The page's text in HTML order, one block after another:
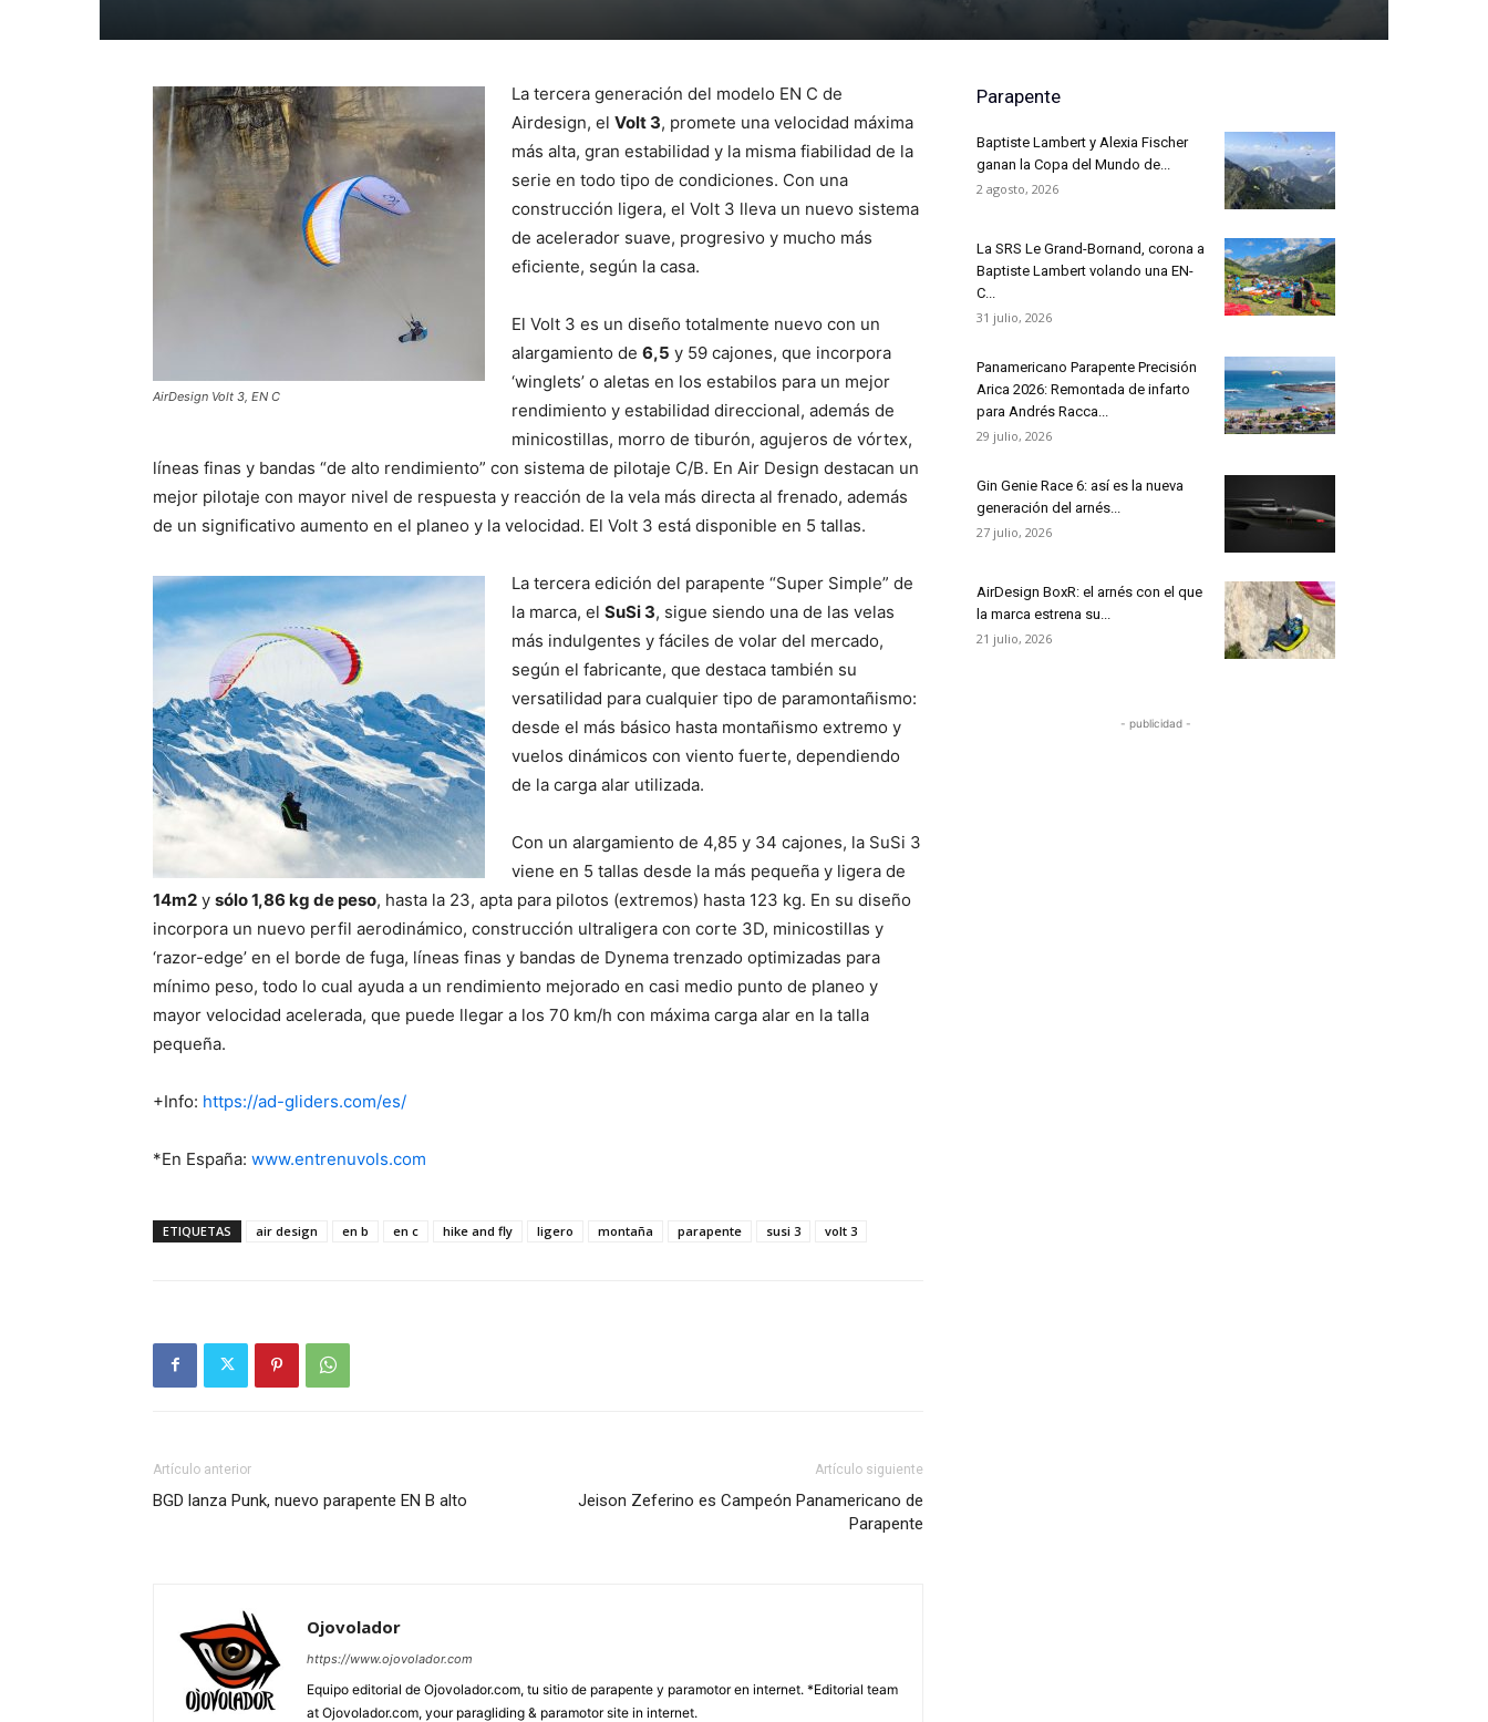
AirDesign Volt 3, EN C
La tercera generación del modelo EN C de
Airdesign, el Volt 3, promete una velocidad máxima
más alta, gran estabilidad y la misma fiabilidad de la
serie en todo tipo de condiciones. Con una
construcción ligera, el Volt 3 lleva un nuevo sistema
de acelerador suave, progresivo y mucho más
eficiente, según la casa.
El Volt 3 es un diseño totalmente nuevo con un
alargamiento de 6,5 y 59 cajones, que incorpora
‘winglets’ o aletas en los estabilos para un mejor
rendimiento y estabilidad direccional, además de
minicostillas, morro de tiburón, agujeros de vórtex,
líneas finas y bandas “de alto rendimiento” con sistema de pilotaje C/B. En Air Design destacan un
mejor pilotaje con mayor nivel de respuesta y reacción de la vela más directa al frenado, además
de un significativo aumento en el planeo y la velocidad. El Volt 3 está disponible en 5 tallas.
La tercera edición del parapente “Super Simple” de
la marca, el SuSi 3, sigue siendo una de las velas
más indulgentes y fáciles de volar del mercado,
según el fabricante, que destaca también su
versatilidad para cualquier tipo de paramontañismo:
desde el más básico hasta montañismo extremo y
vuelos dinámicos con viento fuerte, dependiendo
de la carga alar utilizada.
Con un alargamiento de 4,85 y 34 cajones, la SuSi 3
viene en 5 tallas desde la más pequeña y ligera de
14m2 y sólo 1,86 kg de peso, hasta la 23, apta para pilotos (extremos) hasta 123 kg. En su diseño
incorpora un nuevo perfil aerodinámico, construcción ultraligera con corte 3D, minicostillas y
‘razor-edge’ en el borde de fuga, líneas finas y bandas de Dynema trenzado optimizadas para
mínimo peso, todo lo cual ayuda a un rendimiento mejorado en casi medio punto de planeo y
mayor velocidad acelerada, que puede llegar a los 70 km/h con máxima carga alar en la talla
pequeña.
+Info: https://ad-gliders.com/es/
*En España: www.entrenuvols.com
ETIQUETAS air design en b en c hike and fly ligero montaña parapente susi 3 volt 3
Artículo anterior
BGD lanza Punk, nuevo parapente EN B alto
Artículo siguiente
Jeison Zeferino es Campeón Panamericano de
Parapente
Ojovolador
https://www.ojovolador.com
Equipo editorial de Ojovolador.com, tu sitio de parapente y paramotor en internet. *Editorial team
at Ojovolador.com, your paragliding & paramotor site in internet.
Parapente
Baptiste Lambert y Alexia Fischer
ganan la Copa del Mundo de...
2 agosto, 2026
La SRS Le Grand-Bornand, corona a
Baptiste Lambert volando una EN-
C...
31 julio, 2026
Panamericano Parapente Precisión
Arica 2026: Remontada de infarto
para Andrés Racca...
29 julio, 2026
Gin Genie Race 6: así es la nueva
generación del arnés...
27 julio, 2026
AirDesign BoxR: el arnés con el que
la marca estrena su...
21 julio, 2026
- publicidad -